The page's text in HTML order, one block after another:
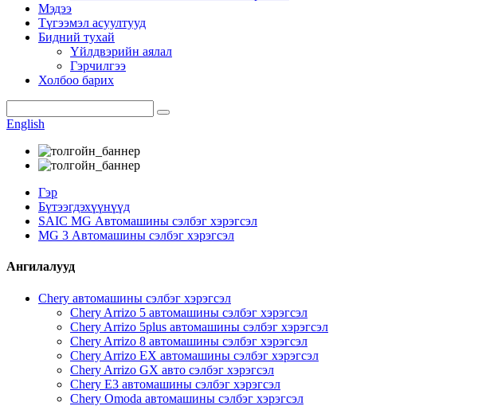
Мэдээ
Түгээмэл асуултууд
Бидний тухай
Үйлдвэрийн аялал
Гэрчилгээ
Холбоо барих
English
Гэр
Бүтээгдэхүүнүүд
SAIC MG Автомашины сэлбэг хэрэгсэл
MG 3 Автомашины сэлбэг хэрэгсэл
Ангилалууд
Chery автомашины сэлбэг хэрэгсэл
Chery Arrizo 5 автомашины сэлбэг хэрэгсэл
Chery Arrizo 5plus автомашины сэлбэг хэрэгсэл
Chery Arrizo 8 автомашины сэлбэг хэрэгсэл
Chery Arrizo EX автомашины сэлбэг хэрэгсэл
Chery Arrizo GX авто сэлбэг хэрэгсэл
Chery E3 автомашины сэлбэг хэрэгсэл
Chery Omoda автомашины сэлбэг хэрэгсэл